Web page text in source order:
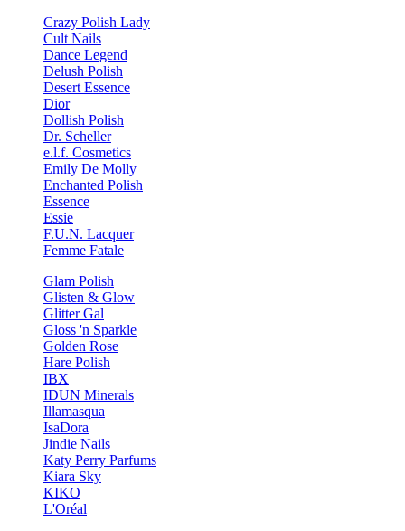
Crazy Polish Lady
Cult Nails
Dance Legend
Delush Polish
Desert Essence
Dior
Dollish Polish
Dr. Scheller
e.l.f. Cosmetics
Emily De Molly
Enchanted Polish
Essence
Essie
F.U.N. Lacquer
Femme Fatale
Glam Polish
Glisten & Glow
Glitter Gal
Gloss 'n Sparkle
Golden Rose
Hare Polish
IBX
IDUN Minerals
Illamasqua
IsaDora
Jindie Nails
Katy Perry Parfums
Kiara Sky
KIKO
L'Oréal